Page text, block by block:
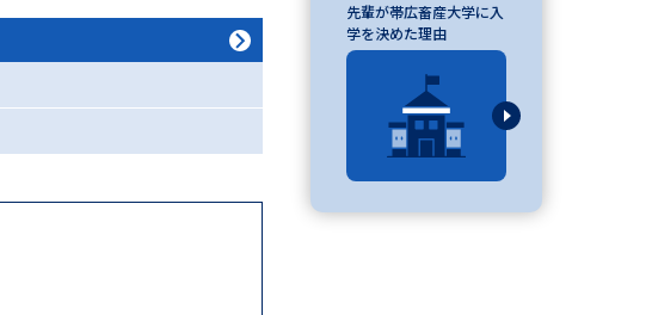
ト号特集ページ（高3生用）
（高2生用）
先輩が帯広畜産大学に入
学を決めた理由